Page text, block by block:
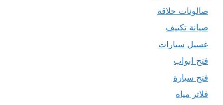
صالونات حلاقة
صيانة تكييف
غسيل سيارات
فتح ابواب
فتح سيارة
فلاتر مياه